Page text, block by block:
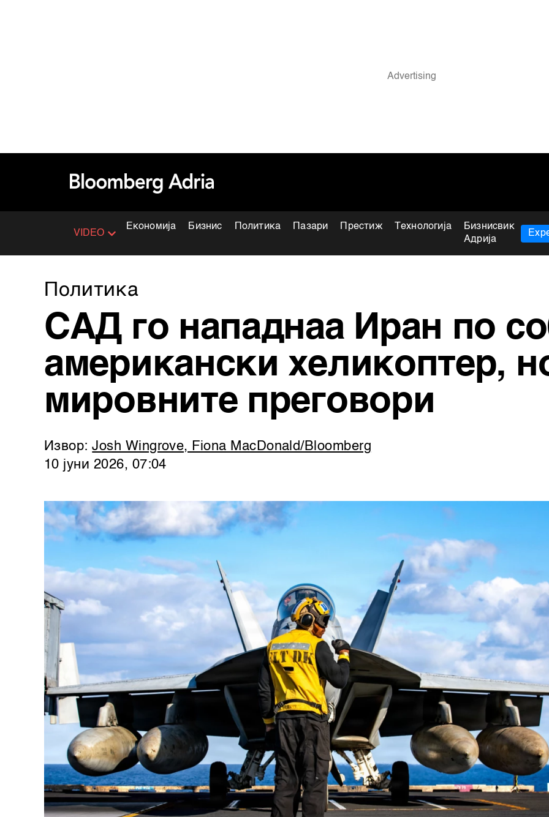
VIDEO
Економија Бизнис Политика Пазари Престиж Технологија
Бизнисвик
Адрија
Политика
САД го нападнаа Иран по
американски хеликоптер,
мировните преговори
Извор:Josh Wingrove, Fiona MacDonald/Bloomberg
10 јуни 2026, 07:04